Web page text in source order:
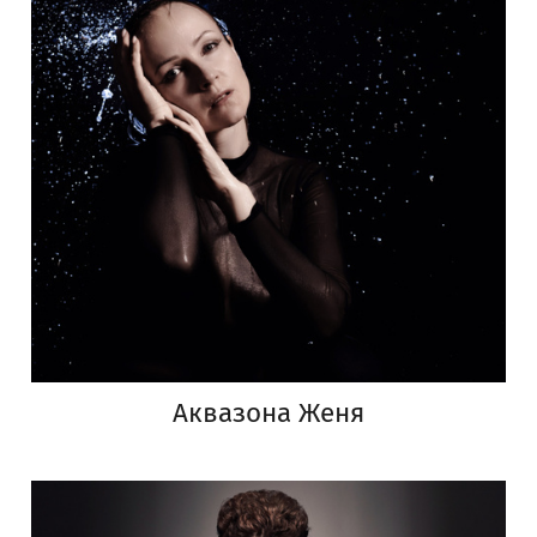
Аквазона Женя